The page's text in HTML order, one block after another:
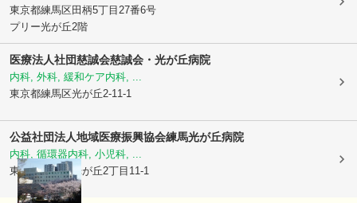
東京都練馬区田柄5丁目27番6号
プリー光が丘2階
医療法人社団慈誠会慈誠会・光が丘病院
内科, 外科, 緩和ケア内科, ...
東京都練馬区光が丘2-11-1
公益社団法人地域医療振興協会練馬光が丘病院
内科, 循環器内科, 小児科, ...
東京都練馬区 光が丘2丁目11-1